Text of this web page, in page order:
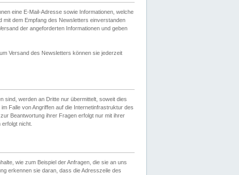
eine E-Mail-Adresse sowie Informationen, welche
dem Empfang des Newsletters einverstanden
der angeforderten Informationen und geben
Versand des Newsletters können sie jederzeit
sind, werden an Dritte nur übermittelt, soweit dies
Falle von Angriffen auf die Internetinfrastruktur des
Beantwortung ihrer Fragen erfolgt nur mit ihrer
nicht.
wie zum Beispiel der Anfragen, die sie an uns
erkennen sie daran, dass die Adresszeile des